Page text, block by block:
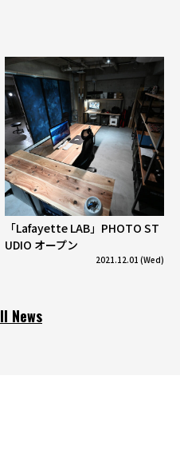
「Lafayette LAB」PHOTO ST
UDIO オープン
2021.12.01 (Wed)
News